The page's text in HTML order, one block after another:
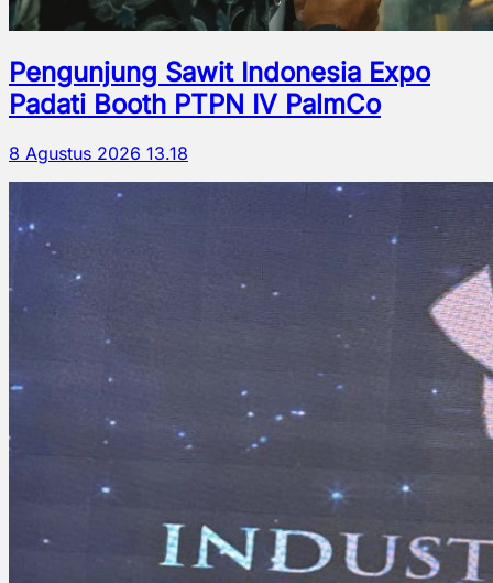
Pengunjung Sawit Indonesia Expo
Padati Booth PTPN IV PalmCo
8 Agustus 2026 13.18